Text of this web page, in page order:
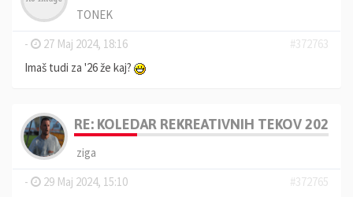
TONEK
-
27 Maj 2024, 18:16
#372763
Imaš tudi za '26 že kaj?
RE: KOLEDAR REKREATIVNIH TEKOV 2025
ziga
-
29 Maj 2024, 15:10
#372765